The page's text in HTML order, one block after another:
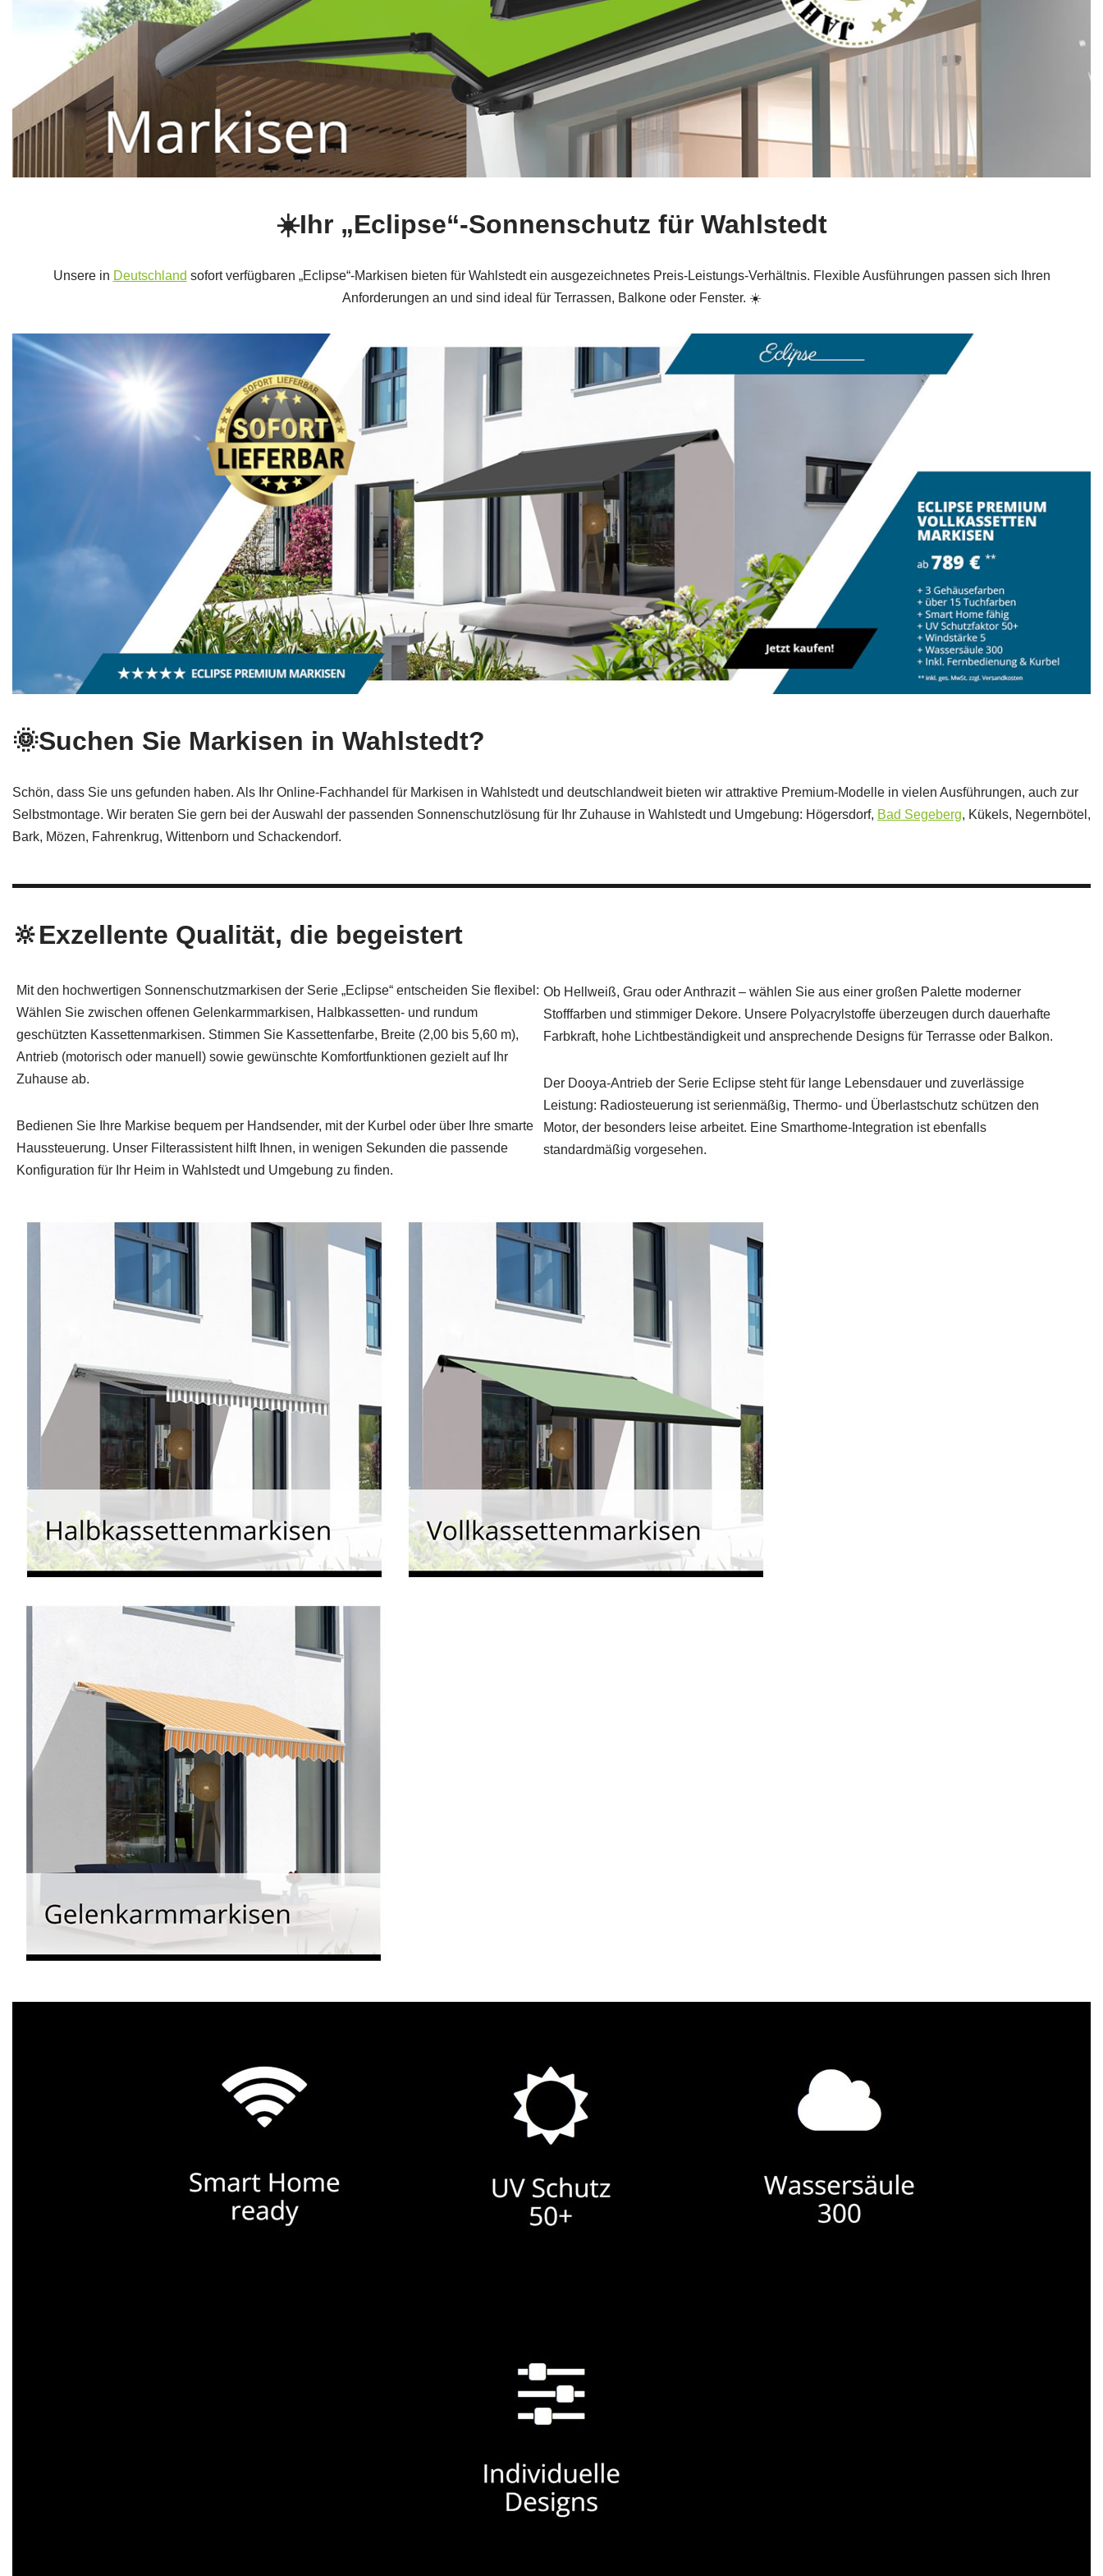
☀️Ihr „Eclipse“-Sonnenschutz für Wahlstedt
Unsere in Deutschland sofort verfügbaren „Eclipse“-Markisen bieten für Wahlstedt ein ausgezeichnetes Preis-Leistungs-Verhältnis. Flexible Ausführungen passen sich Ihren
Anforderungen an und sind ideal für Terrassen, Balkone oder Fenster. ☀️
🌞Suchen Sie Markisen in Wahlstedt?
Schön, dass Sie uns gefunden haben. Als Ihr Online-Fachhandel für Markisen in Wahlstedt und deutschlandweit bieten wir attraktive Premium-Modelle in vielen Ausführungen, auch zur
Selbstmontage. Wir beraten Sie gern bei der Auswahl der passenden Sonnenschutzlösung für Ihr Zuhause in Wahlstedt und Umgebung: Högersdorf, Bad Segeberg, Kükels, Negernbötel,
Bark, Mözen, Fahrenkrug, Wittenborn und Schackendorf.
🔆Exzellente Qualität, die begeistert
Mit den hochwertigen Sonnenschutzmarkisen der Serie „Eclipse“ entscheiden Sie flexibel:
Wählen Sie zwischen offenen Gelenkarmmarkisen, Halbkassetten- und rundum
geschützten Kassettenmarkisen. Stimmen Sie Kassettenfarbe, Breite (2,00 bis 5,60 m),
Antrieb (motorisch oder manuell) sowie gewünschte Komfortfunktionen gezielt auf Ihr
Zuhause ab.
Bedienen Sie Ihre Markise bequem per Handsender, mit der Kurbel oder über Ihre smarte
Haussteuerung. Unser Filterassistent hilft Ihnen, in wenigen Sekunden die passende
Konfiguration für Ihr Heim in Wahlstedt und Umgebung zu finden.
Ob Hellweiß, Grau oder Anthrazit – wählen Sie aus einer großen Palette moderner
Stofffarben und stimmiger Dekore. Unsere Polyacrylstoffe überzeugen durch dauerhafte
Farbkraft, hohe Lichtbeständigkeit und ansprechende Designs für Terrasse oder Balkon.
Der Dooya-Antrieb der Serie Eclipse steht für lange Lebensdauer und zuverlässige
Leistung: Radiosteuerung ist serienmäßig, Thermo- und Überlastschutz schützen den
Motor, der besonders leise arbeitet. Eine Smarthome-Integration ist ebenfalls
standardmäßig vorgesehen.